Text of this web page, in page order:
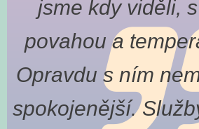
jsme kdy viděli,
povahou a
Opravdu s ním
spokojenější.